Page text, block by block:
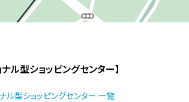
ル型ショッピングセンター】
型ショッピングセンター 一覧